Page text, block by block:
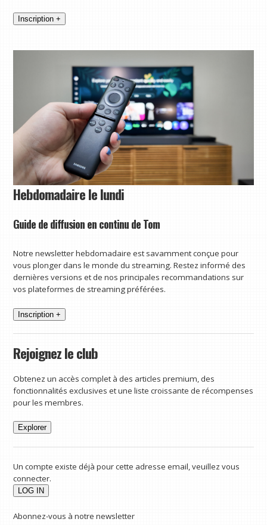
Inscription +
Hebdomadaire le lundi
Guide de diffusion en continu de Tom
Notre newsletter hebdomadaire est savamment conçue pour
vous plonger dans le monde du streaming. Restez informé des
dernières versions et de nos principales recommandations sur
vos plateformes de streaming préférées.
Inscription +
Rejoignez le club
Obtenez un accès complet à des articles premium, des
fonctionnalités exclusives et une liste croissante de récompenses
pour les membres.
Explorer
Un compte existe déjà pour cette adresse email, veuillez vous
connecter.
Abonnez-vous à notre newsletter